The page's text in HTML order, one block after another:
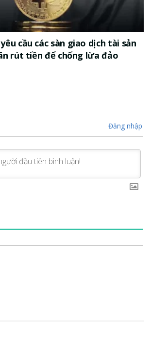
cầu các sàn giao dịch tài sản
rút tiền để chống lừa đảo
Đăng nhập